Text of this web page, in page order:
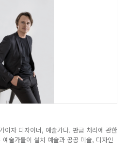
자 디자이너, 예술가다. 판금 처리에 관한
술가들이 설치 예술과 공공 미술, 디자인